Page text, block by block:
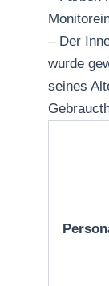
– Der
wurde
seines